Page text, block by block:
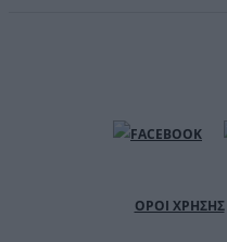
ΟΡΟΙ ΧΡΗΣΗΣ